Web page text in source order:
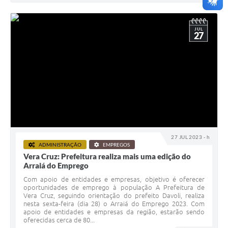
27 JUL 2023 - h
JUL
27
ADMINISTRAÇÃO EMPREGOS
Vera Cruz: Prefeitura realiza mais uma edição do
Arraiá do Emprego
Com apoio de entidades e empresas, objetivo é oferecer
oportunidades de emprego à população A Prefeitura de
Vera Cruz, seguindo orientação do prefeito Davoli, realiza
nesta sexta-feira (dia 28) o Arraiá do Emprego 2023. Com
apoio de entidades e empresas da região, estarão sendo
oferecidas cerca de 80...